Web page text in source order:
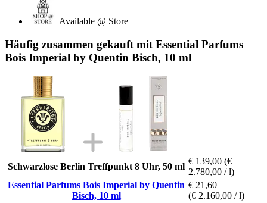
Available @ Store
Häufig zusammen gekauft mit Essential Parfums
Bois Imperial by Quentin Bisch, 10 ml
Schwarzlose Berlin Treffpunkt 8 Uhr, 50 ml
€ 139,00 (€
2.780,00 / l)
Essential Parfums Bois Imperial by Quentin
Bisch, 10 ml
€ 21,60
(€ 2.160,00 / l)